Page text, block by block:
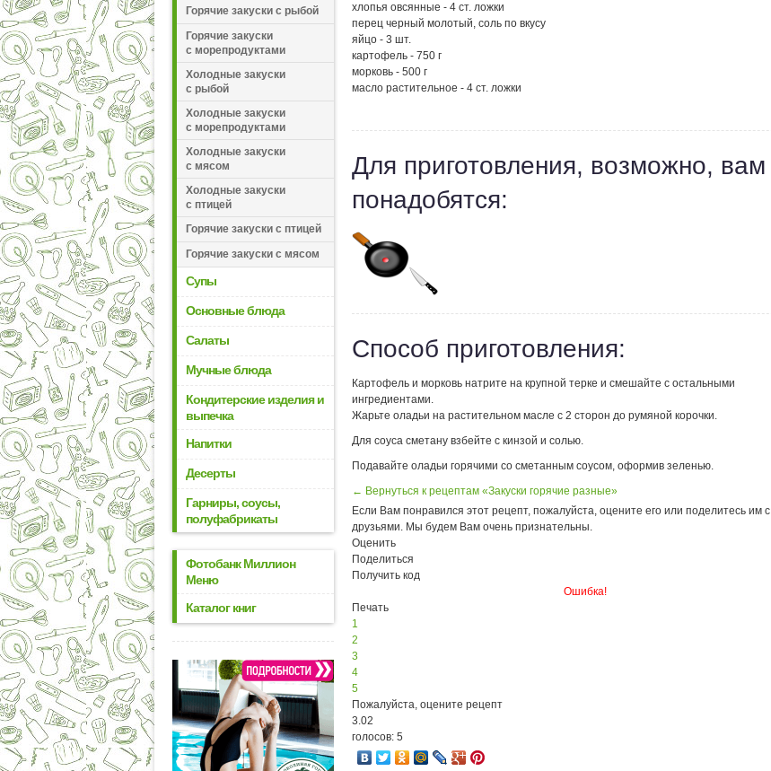
Горячие закуски с рыбой
Горячие закуски
с морепродуктами
Холодные закуски
с рыбой
Холодные закуски
с морепродуктами
Холодные закуски
с мясом
Холодные закуски
с птицей
Горячие закуски с птицей
Горячие закуски с мясом
Супы
Основные блюда
Салаты
Мучные блюда
Кондитерские изделия и
выпечка
Напитки
Десерты
Гарниры, соусы,
полуфабрикаты
Фотобанк Миллион
Меню
Каталог книг
хлопья овсянные - 4 ст. ложки
перец черный молотый, соль по вкусу
яйцо - 3 шт.
картофель - 750 г
морковь - 500 г
масло растительное - 4 ст. ложки
Для приготовления, возможно, вам
понадобятся:
Способ приготовления:
Картофель и морковь натрите на крупной терке и смешайте с остальными
ингредиентами.
Жарьте оладьи на растительном масле с 2 сторон до румяной корочки.
Для соуса сметану взбейте с кинзой и солью.
Подавайте оладьи горячими со сметанным соусом, оформив зеленью.
← Вернуться к рецептам «Закуски горячие разные»
Если Вам понравился этот рецепт, пожалуйста, оцените его или поделитесь им с
друзьями. Мы будем Вам очень признательны.
Оценить
Поделиться
Получить код
Ошибка!
Печать
1
2
3
4
5
Пожалуйста, оцените рецепт
3.02
голосов: 5